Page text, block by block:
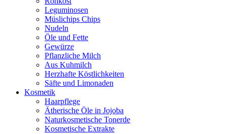
Leguminosen
Müslichips Chips
Nudeln
Öle und Fette
Gewürze
Pflanzliche Milch
Aus Kuhmilch
Herzhafte Köstlichkeiten
Säfte und Limonaden
Kosmetik
Haarpflege
Ätherische Öle in Jojoba
Naturkosmetische Tonerde
Kosmetische Extrakte